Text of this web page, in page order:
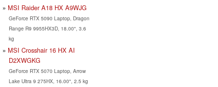
MSI Raider A18 HX A9WJG
GeForce RTX 5090 Laptop, Dragon
Range R9 9955HX3D, 18.00", 3.6
kg
MSI Crosshair 16 HX AI
D2XWGKG
GeForce RTX 5070 Laptop, Arrow
Lake Ultra 9 275HX, 16.00", 2.5 kg